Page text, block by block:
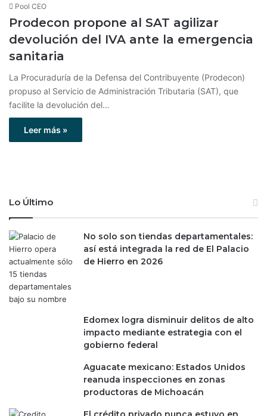
Pool CEO
Prodecon propone al SAT agilizar
devolución del IVA ante la emergencia
sanitaria
La Procuraduría de la Defensa del Contribuyente (Prodecon)
propuso al Servicio de Administración Tributaria (SAT), que
facilite la devolución del…
Leer más »
Lo Último
No solo son tiendas departamentales:
así está integrada la red de El Palacio
de Hierro en 2026
Edomex logra disminuir delitos de alto
impacto mediante estrategia con el
gobierno federal
Aguacate mexicano: Estados Unidos
reanuda inspecciones en zonas
productoras de Michoacán